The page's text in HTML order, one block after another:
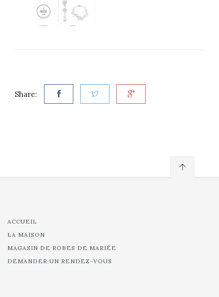
Share:
ACCUEIL
LA MAISON
MAGASIN DE ROBES DE MARIÉE
DEMANDER UN RENDEZ-VOUS